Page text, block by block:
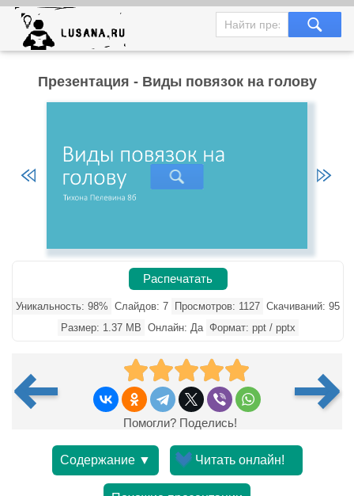
Презентация - Виды повязок на голову
Распечатать
Уникальность: 98% Слайдов: 7 Просмотров: 1127 Скачиваний: 95
Размер: 1.37 MB Онлайн: Да Формат: ppt / pptx
Помогли? Поделись!
Содержание ▼ Читать онлайн!